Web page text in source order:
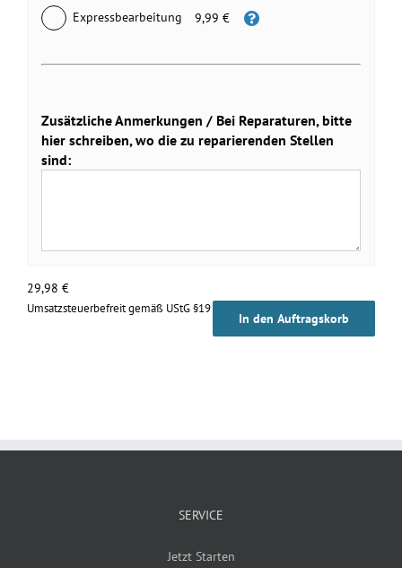
Expressbearbeitung 9,99 €
Zusätzliche Anmerkungen / Bei Reparaturen, bitte
hier schreiben, wo die zu reparierenden Stellen
sind:
In den Auftragskorb
29,98 €
Umsatzsteuerbefreit gemäß UStG §19
SERVICE
Jetzt Starten